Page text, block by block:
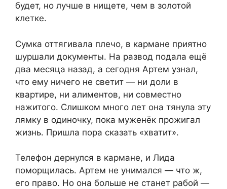
будет, но лучше в нищете, чем в золотой
клетке.
Сумка оттягивала плечо, в кармане приятно
шуршали документы. На развод подала ещё
два месяца назад, а сегодня Артем узнал,
что ему ничего не светит — ни доли в
квартире, ни алиментов, ни совместно
нажитого. Слишком много лет она тянула эту
лямку в одиночку, пока муженёк прожигал
жизнь. Пришла пора сказать «хватит».
Телефон дернулся в кармане, и Лида
поморщилась. Артем не унимался — что ж,
его право. Но она больше не станет рабой —